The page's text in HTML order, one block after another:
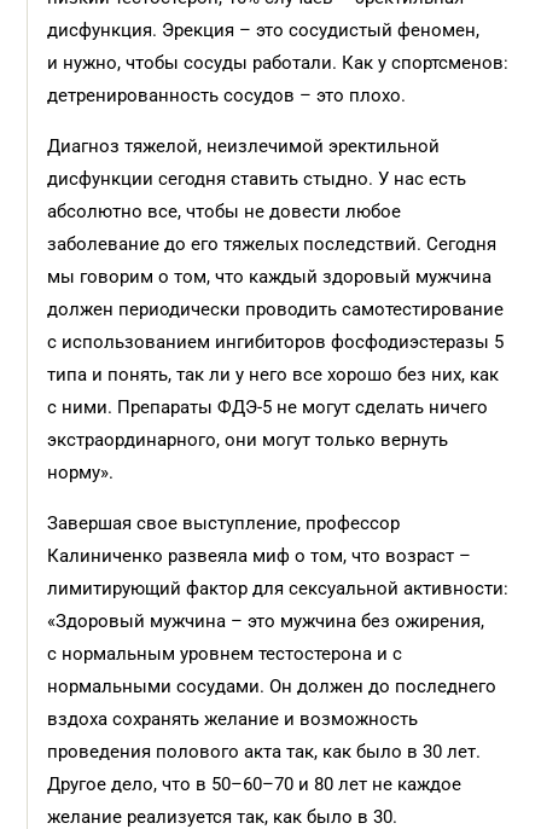
дисфункция. Эрекция – это сосудистый феномен,
и нужно, чтобы сосуды работали. Как у спортсменов:
детренированность сосудов – это плохо.
Диагноз тяжелой, неизлечимой эректильной
дисфункции сегодня ставить стыдно. У нас есть
абсолютно все, чтобы не довести любое
заболевание до его тяжелых последствий. Сегодня
мы говорим о том, что каждый здоровый мужчина
должен периодически проводить самотестирование
с использованием ингибиторов фосфодиэстеразы 5
типа и понять, так ли у него все хорошо без них, как
с ними. Препараты ФДЭ-5 не могут сделать ничего
экстраординарного, они могут только вернуть
норму».
Завершая свое выступление, профессор
Калиниченко развеяла миф о том, что возраст –
лимитирующий фактор для сексуальной активности:
«Здоровый мужчина – это мужчина без ожирения,
с нормальным уровнем тестостерона и с
нормальными сосудами. Он должен до последнего
вздоха сохранять желание и возможность
проведения полового акта так, как было в 30 лет.
Другое дело, что в 50–60–70 и 80 лет не каждое
желание реализуется так, как было в 30.